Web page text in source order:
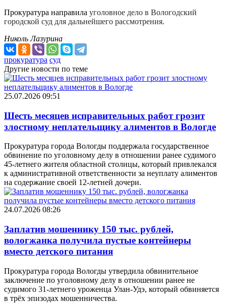
Прокуратура направила уголовное дело в Вологодский
городской суд для дальнейшего рассмотрения.
Николь Лазурина
прокуратура суд
Другие новости по теме
25.07.2026 09:51
Шесть месяцев исправительных работ грозит
злостному неплательщику алиментов в Вологде
Прокуратура города Вологды поддержала государственное
обвинение по уголовному делу в отношении ранее судимого
45-летнего жителя областной столицы, который привлекался
к административной ответственности за неуплату алиментов
на содержание своей 12-летней дочери.
24.07.2026 08:26
Заплатив мошеннику 150 тыс. рублей,
вологжанка получила пустые контейнеры
вместо детского питания
Прокуратура города Вологды утвердила обвинительное
заключение по уголовному делу в отношении ранее не
судимого 31-летнего уроженца Улан-Удэ, который обвиняется
в трёх эпизодах мошенничества.